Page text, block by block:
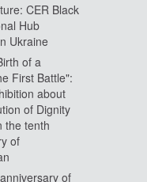
CER Black
Hub
Ukraine
of a
First Battle":
about
of Dignity
the tenth
of
of